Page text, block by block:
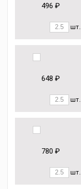
496 ₽
шт.
648 ₽
шт.
780 ₽
шт.